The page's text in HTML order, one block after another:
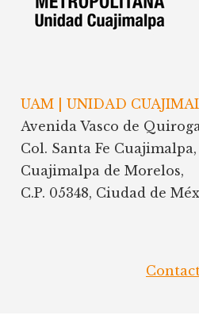
UAM | UNIDAD
Avenida Vasco de Quiroga
Col. Santa Fe
Cuajimalpa de Morelos,
C.P. 05348, Ciudad de